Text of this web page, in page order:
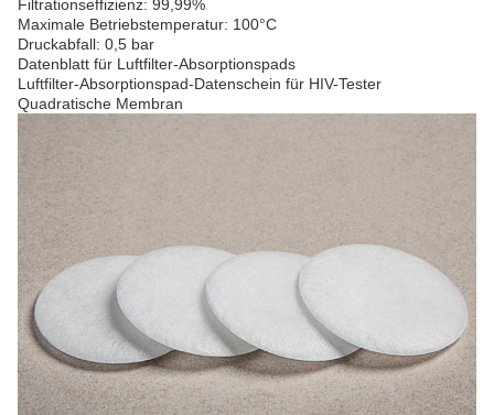
Filtrationseffizienz: 99,99%
Maximale Betriebstemperatur: 100°C
Druckabfall: 0,5 bar
Datenblatt für Luftfilter-Absorptionspads
Luftfilter-Absorptionspad-Datenschein für HIV-Tester
Quadratische Membran